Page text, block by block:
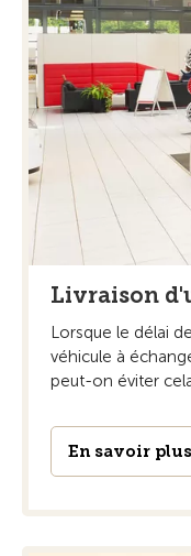
Livraison
Lorsque le délai
véhicule à
peut-on éviter
En savoir plus